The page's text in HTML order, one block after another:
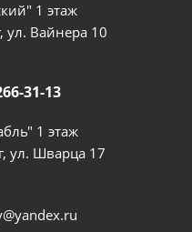
1 этаж
ул. Вайнера 10
31-13
1 этаж
ул. Шварца 17